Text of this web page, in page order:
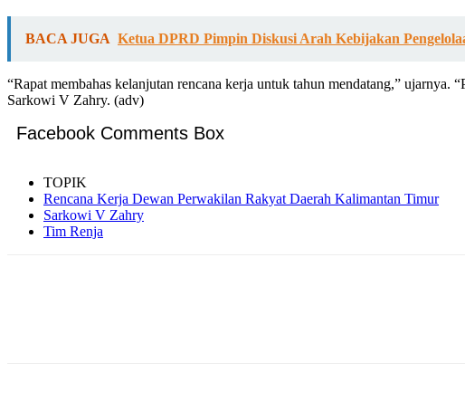
BACA JUGA Ketua DPRD Pimpin Diskusi Arah Kebijakan
“Rapat membahas kelanjutan rencana kerja untuk tahun mendatang,”
Sarkowi V Zahry. (adv)
Facebook Comments Box
TOPIK
Rencana Kerja Dewan Perwakilan Rakyat Daerah Kalimantan Timur
Sarkowi V Zahry
Tim Renja